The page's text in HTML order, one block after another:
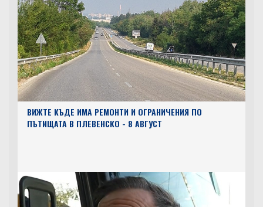
ВИЖТЕ КЪДЕ ИМА РЕМОНТИ И ОГРАНИЧЕНИЯ ПО
ПЪТИЩАТА В ПЛЕВЕНСКО - 8 АВГУСТ